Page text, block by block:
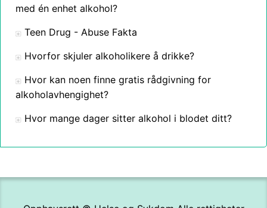
med én enhet alkohol?
Teen Drug - Abuse Fakta
Hvorfor skjuler alkoholikere å drikke?
Hvor kan noen finne gratis rådgivning for
alkoholavhengighet?
Hvor mange dager sitter alkohol i blodet ditt?